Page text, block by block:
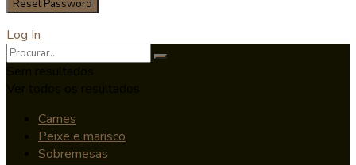
Log In
Carnes
Peixe e marisco
Sobremesas